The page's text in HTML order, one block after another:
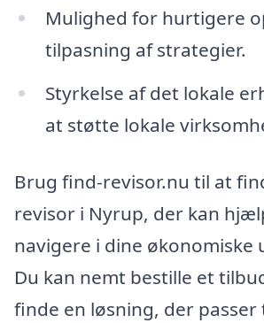
Mulighed for hurtigere
tilpasning af strategier.
Styrkelse af det lokale
at støtte lokale
Brug find-revisor.nu til at
revisor i Nyrup, der kan
navigere i dine økonomiske
Du kan nemt bestille et
finde en løsning, der